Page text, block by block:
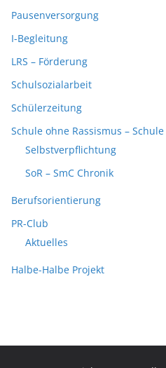
Pausenversorgung
I-Begleitung
LRS – Förderung
Schulsozialarbeit
Schülerzeitung
Schule ohne Rassismus –
Selbstverpflichtung
SoR – SmC Chronik
Berufsorientierung
PR-Club
Aktuelles
Halbe-Halbe Projekt